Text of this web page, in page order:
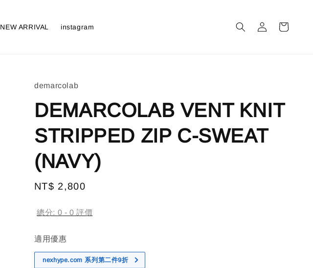
NEW ARRIVAL instagram
demarcolab
DEMARCOLAB VENT KNIT
STRIPPED ZIP C-SWEAT
(NAVY)
Regular
NT$ 2,800
總分: 0 -0 評價
適用優惠
nexhype.com 系列第二件9折